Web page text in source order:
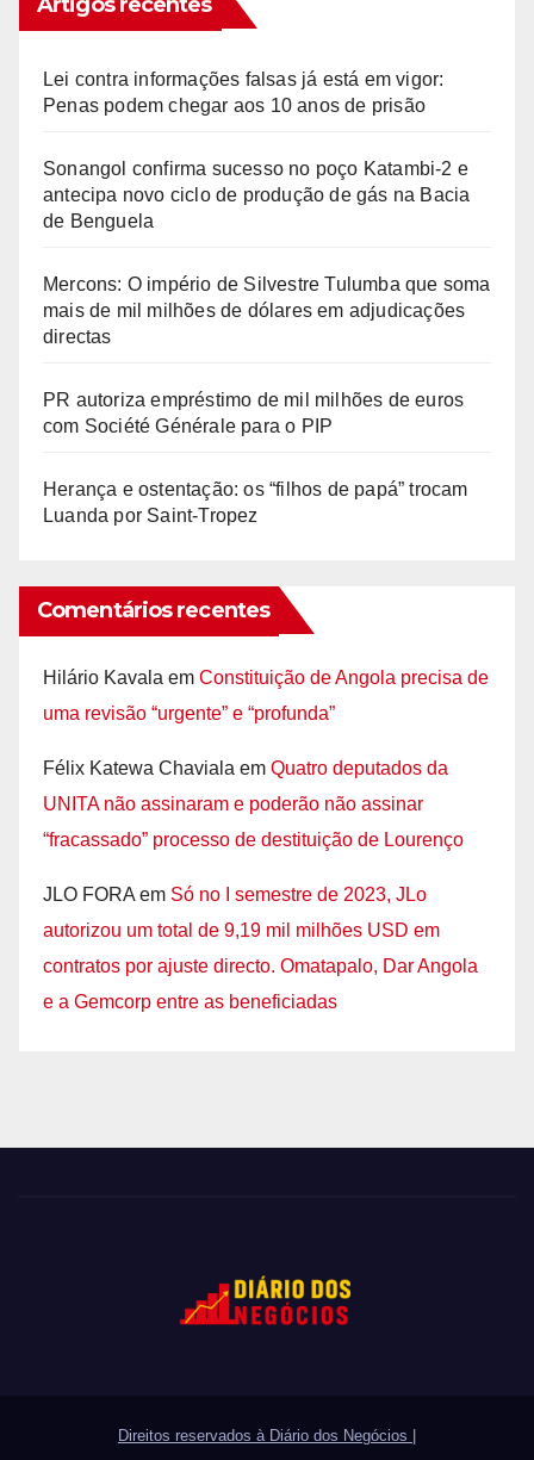
Lei contra informações falsas já está em vigor:
Penas podem chegar aos 10 anos de prisão
Sonangol confirma sucesso no poço Katambi-2 e
antecipa novo ciclo de produção de gás na Bacia
de Benguela
Mercons: O império de Silvestre Tulumba que soma
mais de mil milhões de dólares em adjudicações
directas
PR autoriza empréstimo de mil milhões de euros
com Société Générale para o PIP
Herança e ostentação: os “filhos de papá” trocam
Luanda por Saint-Tropez
Comentários recentes
Hilário Kavala em Constituição de Angola precisa de
uma revisão “urgente” e “profunda”
Félix Katewa Chaviala em Quatro deputados da
UNITA não assinaram e poderão não assinar
“fracassado” processo de destituição de Lourenço
JLO FORA em Só no I semestre de 2023, JLo
autorizou um total de 9,19 mil milhões USD em
contratos por ajuste directo. Omatapalo, Dar Angola
e a Gemcorp entre as beneficiadas
Direitos reservados à Diário dos Negócios